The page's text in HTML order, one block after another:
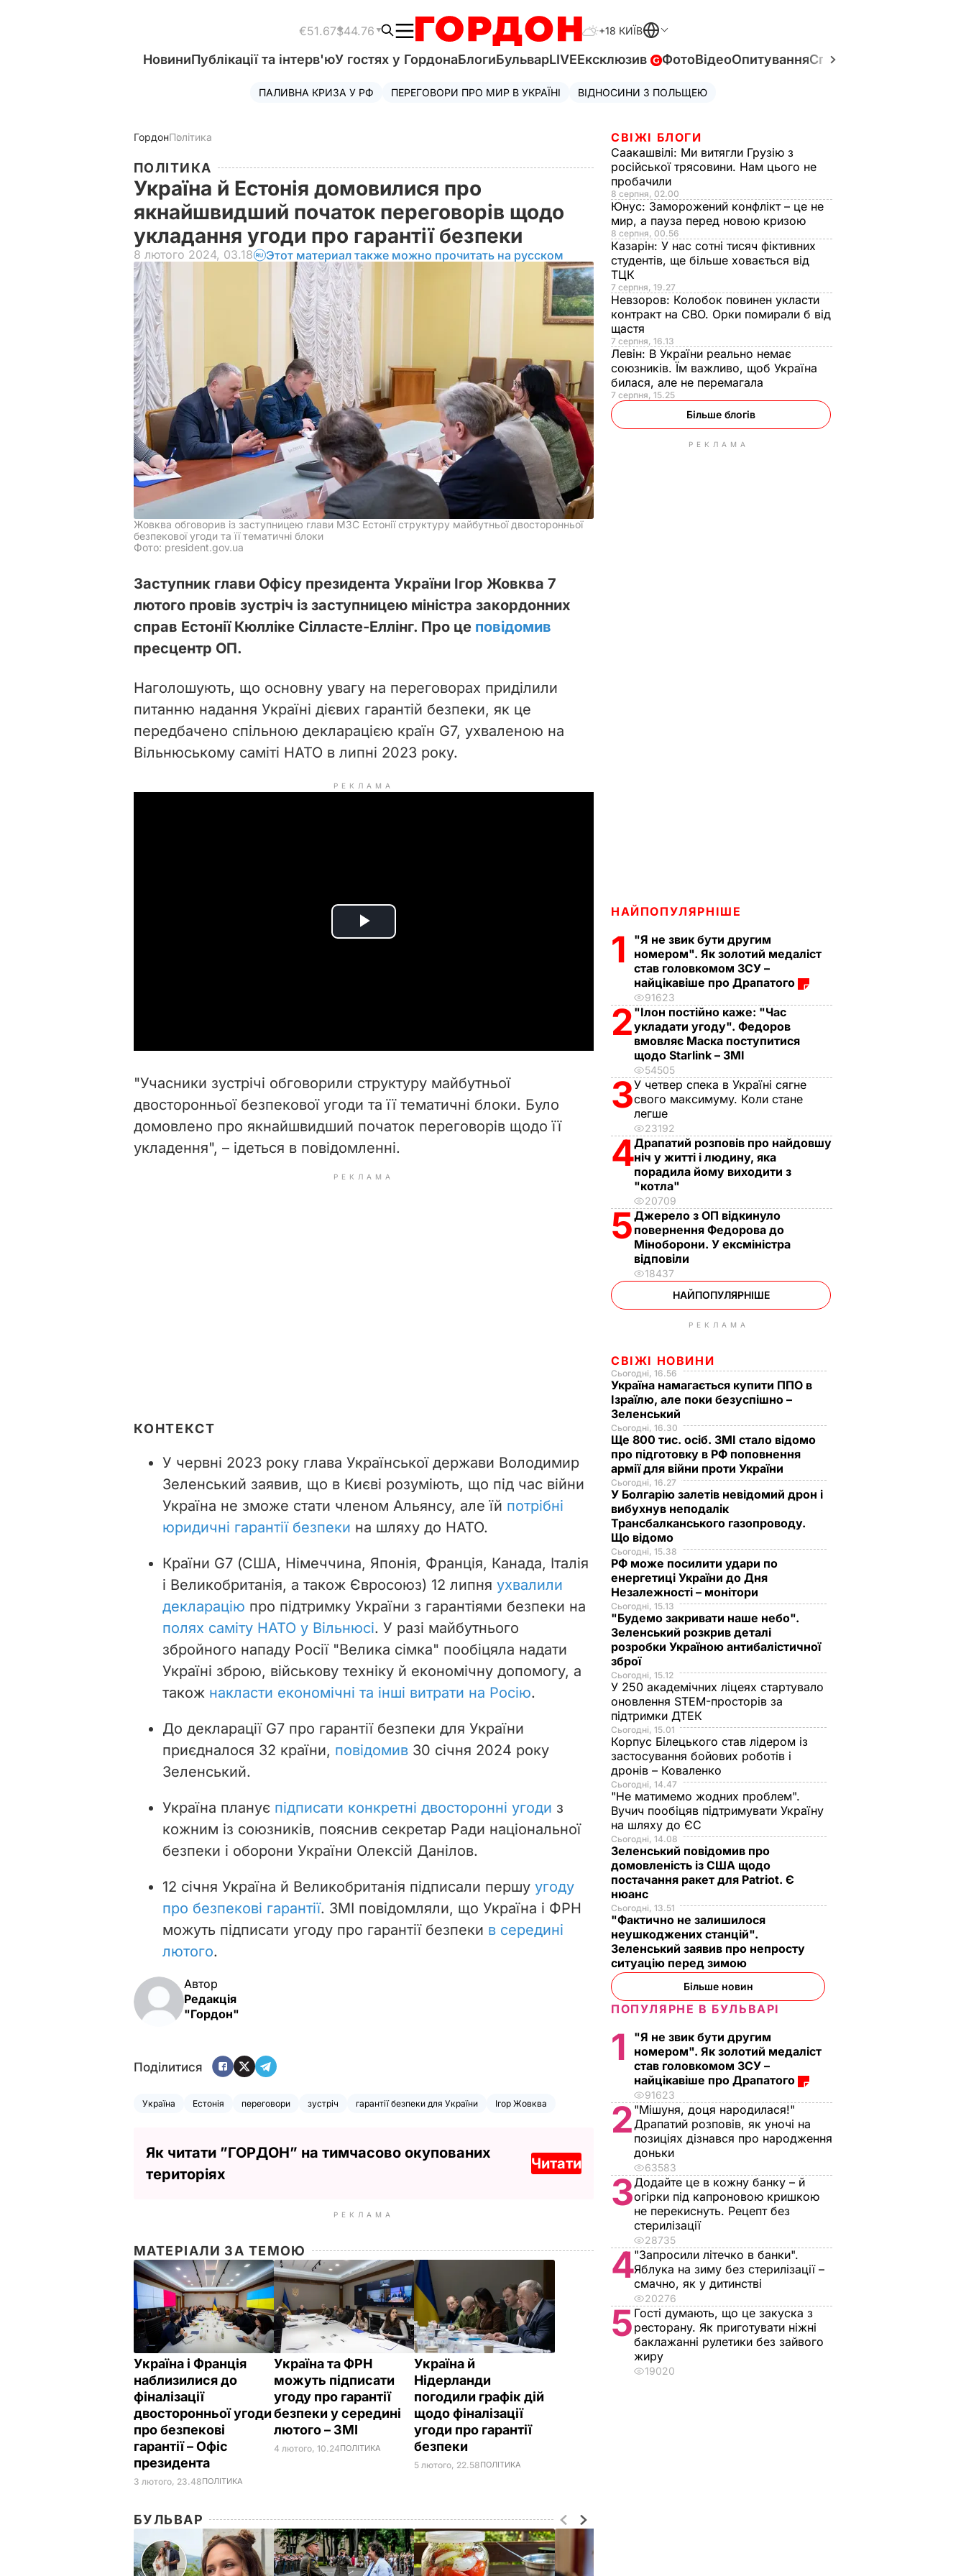
€51.67$44.76 +18 КИЇВ
НовиниПублікації та інтерв'юУ гостях у ГордонаБлогиБульварLIVEЕксклюзив ФотоВідеоОпитуванняСпецпроєкти
ПАЛИВНА КРИЗА У РФ ПЕРЕГОВОРИ ПРО МИР В УКРАЇНІ ВІДНОСИНИ З ПОЛЬЩЕЮ
ГордонПолітика
ПОЛІТИКА
Україна й Естонія домовилися про
якнайшвидший початок переговорів щодо
укладання угоди про гарантії безпеки
8 лютого 2024, 03.18 Этот материал также можно прочитать на русском
Жовква обговорив із заступницею глави МЗС Естонії структуру майбутньої двосторонньої
безпекової угоди та її тематичні блоки
Фото: president.gov.ua
Заступник глави Офісу президента України Ігор Жовква 7
лютого провів зустріч із заступницею міністра закордонних
справ Естонії Кюлліке Сілласте-Еллінг. Про це повідомив
пресцентр ОП.
Наголошують, що основну увагу на переговорах приділили
питанню надання Україні дієвих гарантій безпеки, як це
передбачено спільною декларацією країн G7, ухваленою на
Вільнюському саміті НАТО в липні 2023 року.
РЕКЛАМА
P
i
d
"Учасники зустрічі обговорили структуру майбутньої
двосторонньої безпекової угоди та її тематичні блоки. Було
домовлено про якнайшвидший початок переговорів щодо її
укладення", – ідеться в повідомленні.
РЕКЛАМА
КОНТЕКСТ
У червні 2023 року глава Української держави Володимир
Зеленський заявив, що в Києві розуміють, що під час війни
Україна не зможе стати членом Альянсу, але їй потрібні
юридичні гарантії безпеки на шляху до НАТО.
Країни G7 (США, Німеччина, Японія, Франція, Канада, Італія
і Великобританія, а також Євросоюз) 12 липня ухвалили
декларацію про підтримку України з гарантіями безпеки на
полях саміту НАТО у Вільнюсі. У разі майбутнього
збройного нападу Росії "Велика сімка" пообіцяла надати
Україні зброю, військову техніку й економічну допомогу, а
також накласти економічні та інші витрати на Росію.
До декларації G7 про гарантії безпеки для України
приєдналося 32 країни, повідомив 30 січня 2024 року
Зеленський.
Україна планує підписати конкретні двосторонні угоди з
кожним із союзників, пояснив секретар Ради національної
безпеки і оборони України Олексій Данілов.
12 січня Україна й Великобританія підписали першу угоду
про безпекові гарантії. ЗМІ повідомляли, що Україна і ФРН
можуть підписати угоду про гарантії безпеки в середині
лютого.
Автор
Редакція
"Гордон"
Поділитися
Україна Естонія переговори зустріч гарантії безпеки для України Ігор Жовква
Як читати ”ГОРДОН” на тимчасово окупованих
територіях
Читати
РЕКЛАМА
МАТЕРІАЛИ ЗА ТЕМОЮ
Україна і Франція
наблизилися до
фіналізації
двосторонньої угоди
про безпекові
гарантії – Офіс
президента
3 лютого, 23.48ПОЛІТИКА
Україна та ФРН
можуть підписати
угоду про гарантії
безпеки у середині
лютого – ЗМІ
4 лютого, 10.24ПОЛІТИКА
Україна й
Нідерланди
погодили графік дій
щодо фіналізації
угоди про гарантії
безпеки
5 лютого, 22.58ПОЛІТИКА
БУЛЬВАР
СВІЖІ БЛОГИ
Саакашвілі: Ми витягли Грузію з
російської трясовини. Нам цього не
пробачили
8 серпня, 02.00
Юнус: Заморожений конфлікт – це не
мир, а пауза перед новою кризою
8 серпня, 00.56
Казарін: У нас сотні тисяч фіктивних
студентів, ще більше ховається від
ТЦК
7 серпня, 19.27
Невзоров: Колобок повинен укласти
контракт на СВО. Орки помирали б від
щастя
7 серпня, 16.13
Левін: В України реально немає
союзників. Їм важливо, щоб Україна
билася, але не перемагала
7 серпня, 15.25
Більше блогів
РЕКЛАМА
НАЙПОПУЛЯРНІШЕ
1
"Я не звик бути другим
номером". Як золотий медаліст
став головкомом ЗСУ –
найцікавіше про Драпатого
91623
2 "Ілон постійно каже: "Час
укладати угоду". Федоров
вмовляє Маска поступитися
щодо Starlink – ЗМІ
54505
3У четвер спека в Україні сягне
свого максимуму. Коли стане
легше
23192
4Драпатий розповів про найдовшу
ніч у житті і людину, яка
порадила йому виходити з
"котла"
20709
5Джерело з ОП відкинуло
повернення Федорова до
Міноборони. У ексміністра
відповіли
18437
НАЙПОПУЛЯРНІШЕ
РЕКЛАМА
СВІЖІ НОВИНИ
Сьогодні, 16.56
Україна намагається купити ППО в
Ізраїлю, але поки безуспішно –
Зеленський
Сьогодні, 16.30
Ще 800 тис. осіб. ЗМІ стало відомо
про підготовку в РФ поповнення
армії для війни проти України
Сьогодні, 16.27
У Болгарію залетів невідомий дрон і
вибухнув неподалік
Трансбалканського газопроводу.
Що відомо
Сьогодні, 15.38
РФ може посилити удари по
енергетиці України до Дня
Незалежності – монітори
Сьогодні, 15.13
"Будемо закривати наше небо".
Зеленський розкрив деталі
розробки Україною антибалістичної
зброї
Сьогодні, 15.12
У 250 академічних ліцеях стартувало
оновлення STEM-просторів за
підтримки ДТЕК​
Сьогодні, 15.01
Корпус Білецького став лідером із
застосування бойових роботів і
дронів – Коваленко
Сьогодні, 14.47
"Не матимемо жодних проблем".
Вучич пообіцяв підтримувати Україну
на шляху до ЄС
Сьогодні, 14.08
Зеленський повідомив про
домовленість із США щодо
постачання ракет для Patriot. Є
нюанс
Сьогодні, 13.51
"Фактично не залишилося
неушкоджених станцій".
Зеленський заявив про непросту
ситуацію перед зимою
Більше новин
ПОПУЛЯРНЕ В БУЛЬВАРІ
1
"Я не звик бути другим
номером". Як золотий медаліст
став головкомом ЗСУ –
найцікавіше про Драпатого
91623
2 "Мішуня, доця народилася!"
Драпатий розповів, як уночі на
позиціях дізнався про народження
доньки
63583
3Додайте це в кожну банку – й
огірки під капроновою кришкою
не перекиснуть. Рецепт без
стерилізації
28735
4"Запросили літечко в банки".
Яблука на зиму без стерилізації –
смачно, як у дитинстві
20276
5 Гості думають, що це закуска з
ресторану. Як приготувати ніжні
баклажанні рулетики без зайвого
жиру
19020